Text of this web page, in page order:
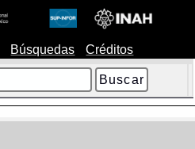
Búsquedas Créditos